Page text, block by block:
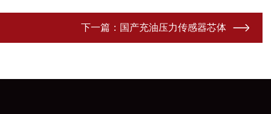
下一篇： 国产充油压力传感器芯体